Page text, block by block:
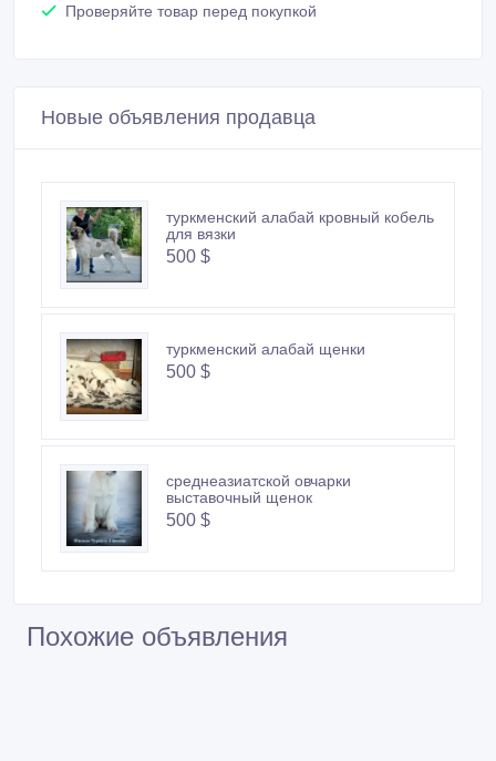
Проверяйте товар перед покупкой
Новые объявления продавца
туркменский алабай кровный кобель
для вязки
500 $
туркменский алабай щенки
500 $
среднеазиатской овчарки
выставочный щенок
500 $
Похожие объявления